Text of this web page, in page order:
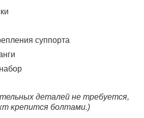
суппорта
деталей не требуется,
крепится болтами.)